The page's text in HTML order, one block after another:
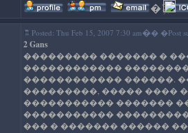
�'); //--
Posted: Thu Feb 15, 2007 7:30 am�� �Post
2 Gans
��������� ������� �
������������
������������ ������.
���������, ����� ����
����������� �������
�����������
��� � ������� ������